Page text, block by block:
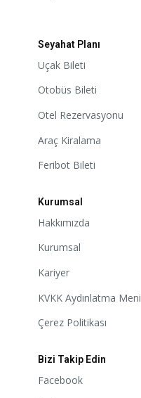
Seyahat Planı
Uçak Bileti
Otobüs Bileti
Otel Rezervasyonu
Araç Kiralama
Feribot Bileti
Kurumsal
Hakkımızda
Kurumsal
Kariyer
KVKK Aydınlatma Meni
Çerez Politikası
Bizi Takip Edin
Facebook